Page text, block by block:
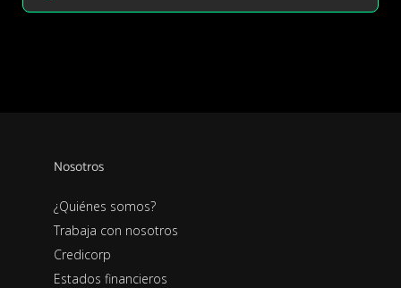
Nosotros
¿Quiénes somos?
Trabaja con nosotros
Credicorp
Estados financieros